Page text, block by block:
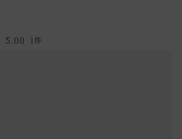
(税込)以上のお買い上げで
や光の環境によっては、掲載の画像と実
方が異なることもございます。ご了承
5.00
1